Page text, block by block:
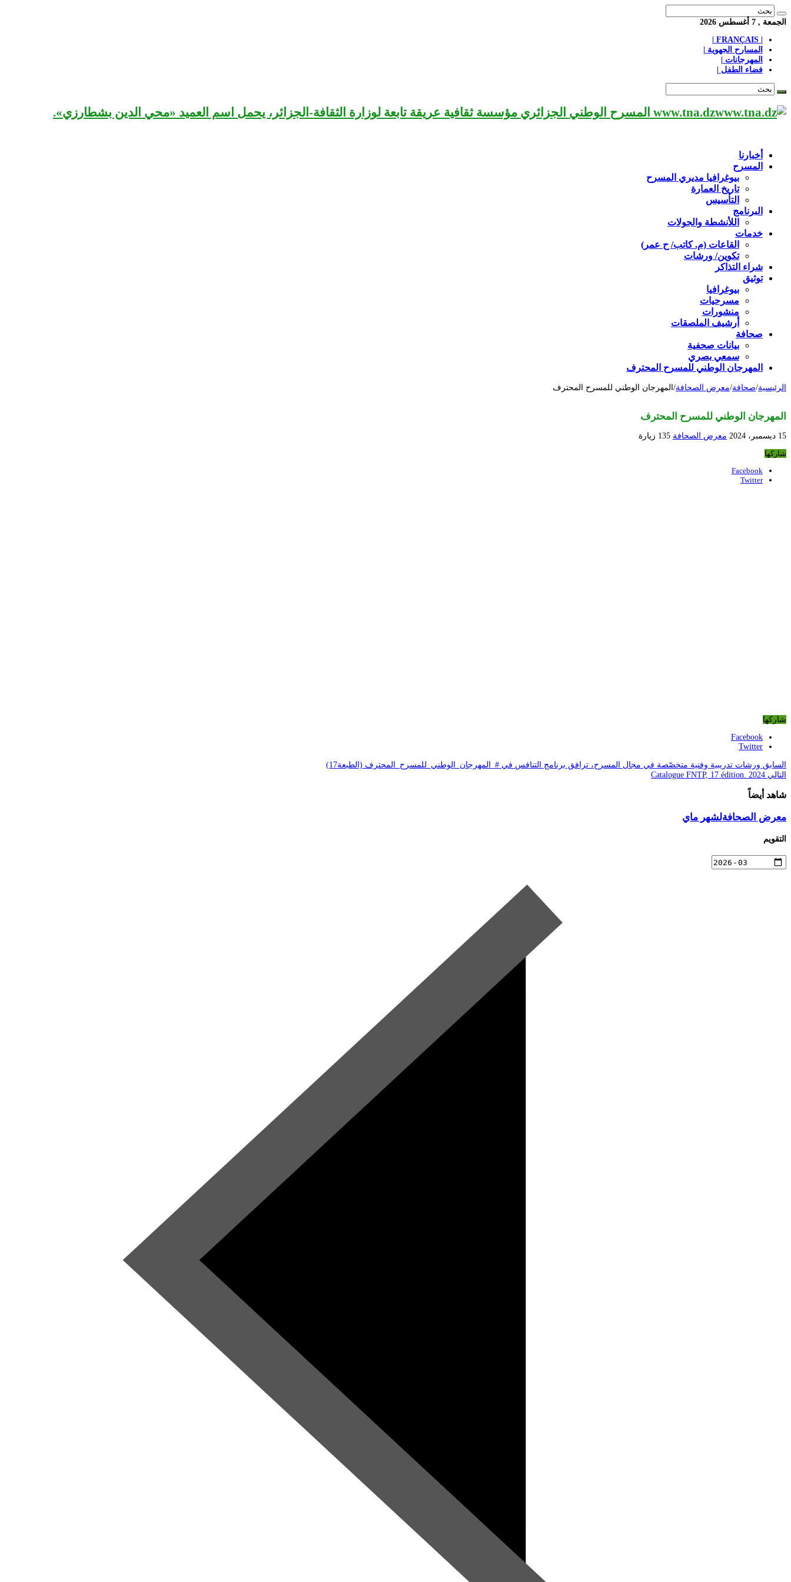
الجمعة , 7 أغسطس 2026
المسارح الجهوية |
المهرجانات |
فضاء الطفل |
www.tna.dz المسرح الوطني الجزائري مؤسسة ثقافية عريقة تابعة لوزارة الثقافة-الجزائر، يحمل اسم العميد «محي الدين بشطارزي».
أخبارنا
المسرح
بيوغرافيا مديري المسرح
تاريخ العمارة
التأسيس
البرنامج
اللأنشطة والجولات
خدمات
القاعات (م. كاتب/ ح عمر)
تكوين/ ورشات
شراء التذاكر
توثيق
بيوغرافيا
مسرحيات
منشورات
أرشيف الملصقات
صحافة
بيانات صحفية
سمعي بصري
المهرجان الوطني للمسرح المحترف
الرئيسية/صحافة/معرض الصحافة/ المهرجان الوطني للمسرح المحترف
المهرجان الوطني للمسرح المحترف
15 ديسمبر، 2024 معرض الصحافة 135 زيارة
شاركها
Facebook
Twitter
شاركها
Facebook
Twitter
السابق ورشات تدريبية وفنية متخصّصة في مجال المسرح، ترافق برنامج التنافس في #_المهرجان_الوطني_للمسرح_المحترف (الطبعة17)
التالي
شاهد أيضاً
معرض الصحافةلشهر ماي
التقويم